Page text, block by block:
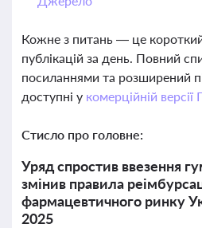
Кожне з питань — це
публікацій за день. Повний
посиланнями та розширений
доступні у комерційній
Стисло про головне:
Уряд спростив ввезення
змінив правила
фармацевтичного ринку
2025